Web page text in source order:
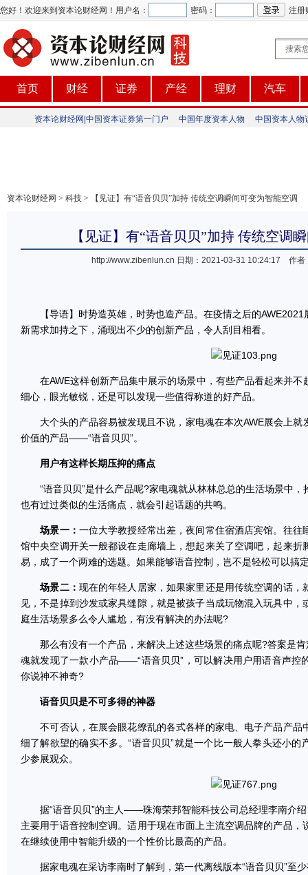
您好！欢迎来到资本论财经网！ 用户名： 密码： 注册
首页 财经 证券 产经 理财 汽车
资本论财经网|中国资本证券第一门户 中国年度资本人物 中国资本人物
资本论财经网 > 科技 > 【见证】有“语音贝贝”加持 传统空调瞬间可变为智能空调
【见证】有“语音贝贝”加持 传统空调
http://www.zibenlun.cn 日期：2021-03-31 10:24:17 作
【导语】时势造英雄，时势也造产品。在疫情之后的AWE2021
新需求加持之下，涌现出不少的创新产品，令人刮目相看。
在AWE这样创新产品集中展示的场景中，有些产品看起来并不
细心，眼光敏锐，还是可以发现一些值得称道的好产品。
大个头的产品容易被发现且不说，家电魂在本次AWE展会上就
价值的产品——“语音贝贝”。
用户有这样长期压抑的痛点
“语音贝贝”是什么产品呢?家电魂就从林林总总的生活场景中，
也有过过类似的生活痛点，就会引起话题的共鸣。
场景一： 一位大学教授经常出差，夜间常住宿酒店宾馆。往
馆中央空调开关一般都设在走廊墙上，想起来关了空调吧，起来折
易，成了一个两难的选题。如果能够语音控制，岂不是轻松可以搞
场景二： 现在的年轻人居家，如果家里还是用传统空调的话
见，不是掉到沙发或家具缝隙，就是被孩子当成玩物混入玩具中
庭生活场景多么令人尴尬，有没有解决的办法呢?
那么有没有一个产品，来解决上述这些场景的痛点呢?答案是肯
魂就发现了一款小产品——“语音贝贝”，可以解决用户用语音声控
你说神不神奇?
语音贝贝是不可多得的神器
不可否认，在展会眼花缭乱的各式各样的家电、电子产品产品
细了解欲望的确实不多。“语音贝贝”就是一个比一般人拳头还小
少参展观众。
据“语音贝贝”的主人——珠海荣邦智能科技公司总经理李南介绍
主要用于语音控制空调。适用于现在市面上主流空调品牌的产品
在继续使用中智能升级的一个性价比最高的产品。
据家电魂在采访李南时了解到，第一代离线版本“语音贝贝”至少